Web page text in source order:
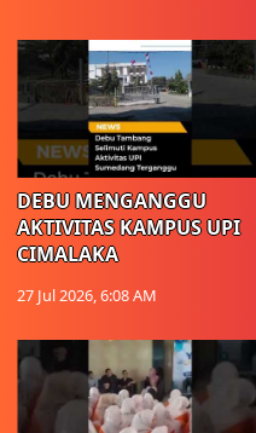
DEBU MENGANGGU
AKTIVITAS KAMPUS UPI
CIMALAKA
27 Jul 2026, 6:08 AM